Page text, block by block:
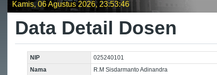
Kamis, 06 Agustus 2026, 23:53:47
Data Detail Dosen
NIP
025240101
Nama
R.M Sisdarmanto Adinandra